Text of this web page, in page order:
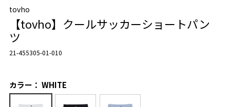
tovho
【tovho】クールサッカーショートパン
ツ
21-455305-01-010
カラー： WHITE